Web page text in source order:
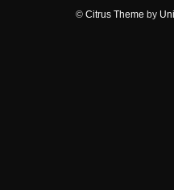
© Citrus Theme by